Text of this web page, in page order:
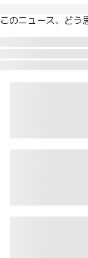
このニュース、どう